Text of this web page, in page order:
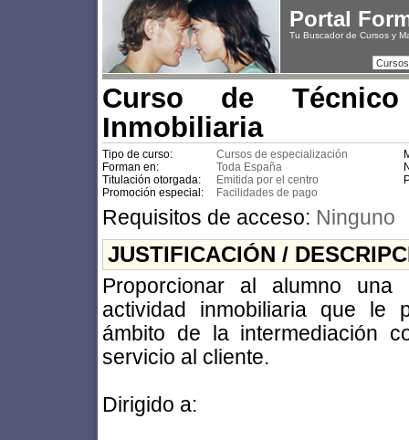
Portal
Tu Buscador de Cursos y
Curso de
Inmobiliaria
Tipo de curso: Cursos de especialización
Forman en:
Toda España
Titulación otorgada:
Emitida por el centro
Promoción especial:
Facilidades de pago
Requisitos de acceso: Ninguno
JUSTIFICACIÓN /
Proporcionar al alumno
actividad inmobiliaria que le
ámbito de la intermediación
servicio al cliente.
Dirigido a: